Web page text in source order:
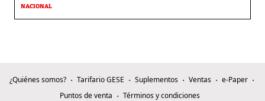
NACIONAL
¿Quiénes somos? Tarifario GESE Suplementos Ventas
e-Paper
Puntos de venta
Términos y condiciones